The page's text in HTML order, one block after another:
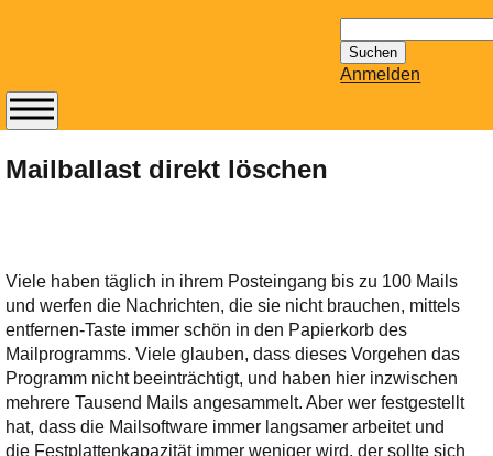
nach:
Anmelden
Mailballast direkt löschen
Viele haben täglich in ihrem Posteingang bis zu 100 Mails
und werfen die Nachrichten, die sie nicht brauchen, mittels
entfernen-Taste immer schön in den Papierkorb des
Mailprogramms. Viele glauben, dass dieses Vorgehen das
Programm nicht beeinträchtigt, und haben hier inzwischen
mehrere Tausend Mails angesammelt. Aber wer festgestellt
hat, dass die Mailsoftware immer langsamer arbeitet und
die Festplattenkapazität immer weniger wird, der sollte sich
Abonnieren Sie den
14-tägig
Der ständig aktuelle
Tipps zu Thema
Email für Sie
bereithält!
Wie z.B. Outlook,
GMail, Thunderbird
oder auch